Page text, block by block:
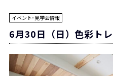
イベント･見学会情報
6月30日（日）色彩ト